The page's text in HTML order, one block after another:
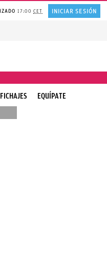
17:00CET INICIAR SESIÓN
FICHAJES
EQUÍPATE